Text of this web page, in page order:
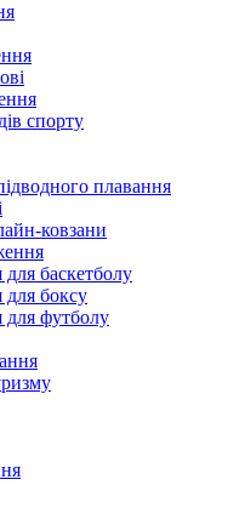
спорту
плавання
ковзани
баскетболу
боксу
для футболу